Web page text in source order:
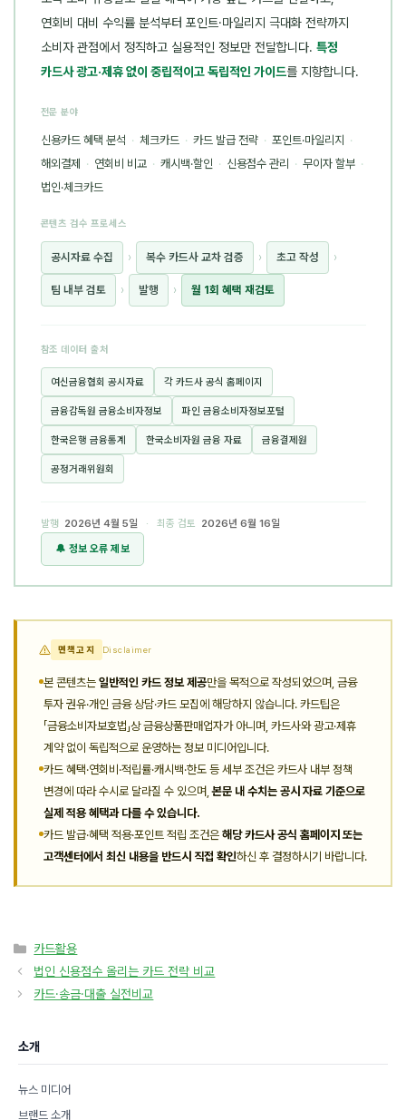
연회비 대비 수익률 분석부터 포인트·마일리지 극대화 전략까지
소비자 관점에서 정직하고 실용적인 정보만 전달합니다. 특정
카드사 광고·제휴 없이 중립적이고 독립적인 가이드를 지향합니다.
전문 분야
신용카드 혜택 분석 · 체크카드 · 카드 발급 전략 · 포인트·마일리지 ·
해외결제 · 연회비 비교 · 캐시백·할인 · 신용점수 관리 · 무이자 할부 ·
법인·체크카드
콘텐츠 검수 프로세스
공시자료 수집 › 복수 카드사 교차 검증 › 초고 작성 ›
팀 내부 검토 › 발행 › 월 1회 혜택 재검토
참조 데이터 출처
여신금융협회 공시자료 각 카드사 공식 홈페이지
금융감독원 금융소비자정보 파인 금융소비자정보포털
한국은행 금융통계 한국소비자원 금융 자료 금융결제원
공정거래위원회
발행 2026년 4월 5일 · 최종 검토
2026년 6월 16일
🔔 정보 오류 제보
면책고지 Disclaimer
본 콘텐츠는 일반적인 카드 정보 제공만을 목적으로 작성되었으며, 금융
투자 권유·개인 금융 상담·카드 모집에 해당하지 않습니다. 카드팁은
「금융소비자보호법」상 금융상품판매업자가 아니며, 카드사와 광고·제휴
계약 없이 독립적으로 운영하는 정보 미디어입니다.
카드 혜택·연회비·적립률·캐시백·한도 등 세부 조건은 카드사 내부 정책
변경에 따라 수시로 달라질 수 있으며,본문 내 수치는 공시 자료 기준으로
실제 적용 혜택과 다를 수 있습니다.
카드 발급·혜택 적용·포인트 적립 조건은 해당 카드사 공식 홈페이지 또는
고객센터에서 최신 내용을 반드시 직접 확인하신 후 결정하시기 바랍니다.
카
테
리
카드활용
법인 신용점수 올리는 카드 전략 비교
카드·송금·대출 실전비교
소개
뉴스 미디어
브랜드 소개